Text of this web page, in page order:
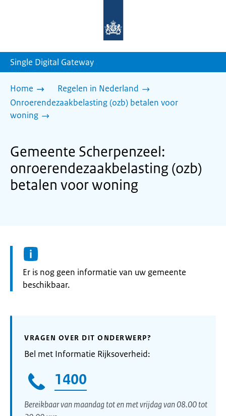
homepage
Single Digital Gateway
Home
Regelen in Nederland
Onroerendezaakbelasting (ozb) betalen voor
woning
Gemeente Scherpenzeel:
onroerendezaakbelasting (ozb)
betalen voor woning
Informatie:
Er is nog geen informatie van uw gemeente
beschikbaar.
VRAGEN OVER DIT ONDERWERP?
Bel met Informatie Rijksoverheid:
1400
Bereikbaar van maandag tot en met vrijdag van 08.00 tot